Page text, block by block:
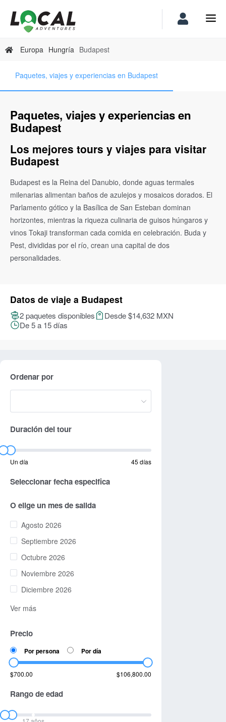
Europa Hungría Budapest
Paquetes, viajes y experiencias en Budapest
Paquetes, viajes y experiencias en
Budapest
Los mejores tours y viajes para visitar
Budapest
Budapest es la Reina del Danubio, donde aguas termales
milenarias alimentan baños de azulejos y mosaicos dorados. El
Parlamento gótico y la Basílica de San Esteban dominan
horizontes, mientras la riqueza culinaria de guisos húngaros y
vinos Tokaji transforman cada comida en celebración. Buda y
Pest, divididas por el río, crean una capital de dos
personalidades.
Datos de viaje a Budapest
2 paquetes disponibles
Desde $14,632 MXN
De 5 a 15 días
Ordenar por
Duración del tour
Un día 45 días
Seleccionar fecha especifica
O elige un mes de salida
Agosto 2026
Septiembre 2026
Octubre 2026
Noviembre 2026
Diciembre 2026
Ver más
Precio
Por persona Por día
$700.00 $106,800.00
Rango de edad